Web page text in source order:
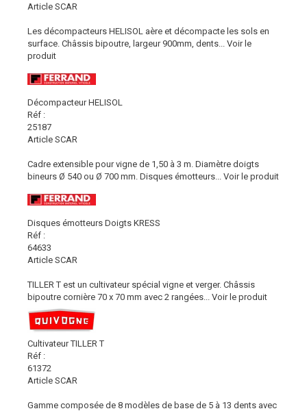
Article SCAR
Les décompacteurs HELISOL aère et décompacte les sols en
surface. Châssis bipoutre, largeur 900mm, dents...
Voir le
produit
Décompacteur HELISOL
Réf :
25187
Article SCAR
Cadre extensible pour vigne de 1,50 à 3 m. Diamètre doigts
bineurs Ø 540 ou Ø 700 mm. Disques émotteurs...
Voir le produit
Disques émotteurs Doigts KRESS
Réf :
64633
Article SCAR
TILLER T est un cultivateur spécial vigne et verger. Châssis
bipoutre cornière 70 x 70 mm avec 2 rangées...
Voir le produit
Cultivateur TILLER T
Réf :
61372
Article SCAR
Gamme composée de 8 modèles de base de 5 à 13 dents avec